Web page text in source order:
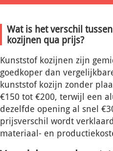
Wat is het verschil
kozijnen qua prijs?
Kunststof kozijnen zijn
goedkoper dan
kunststof kozijn zonder
€150 tot €200, terwijl een
dezelfde opening al snel
prijsverschil wordt
materiaal- en